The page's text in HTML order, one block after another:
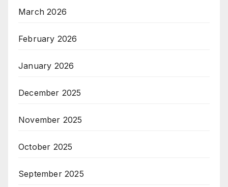
March 2026
February 2026
January 2026
December 2025
November 2025
October 2025
September 2025